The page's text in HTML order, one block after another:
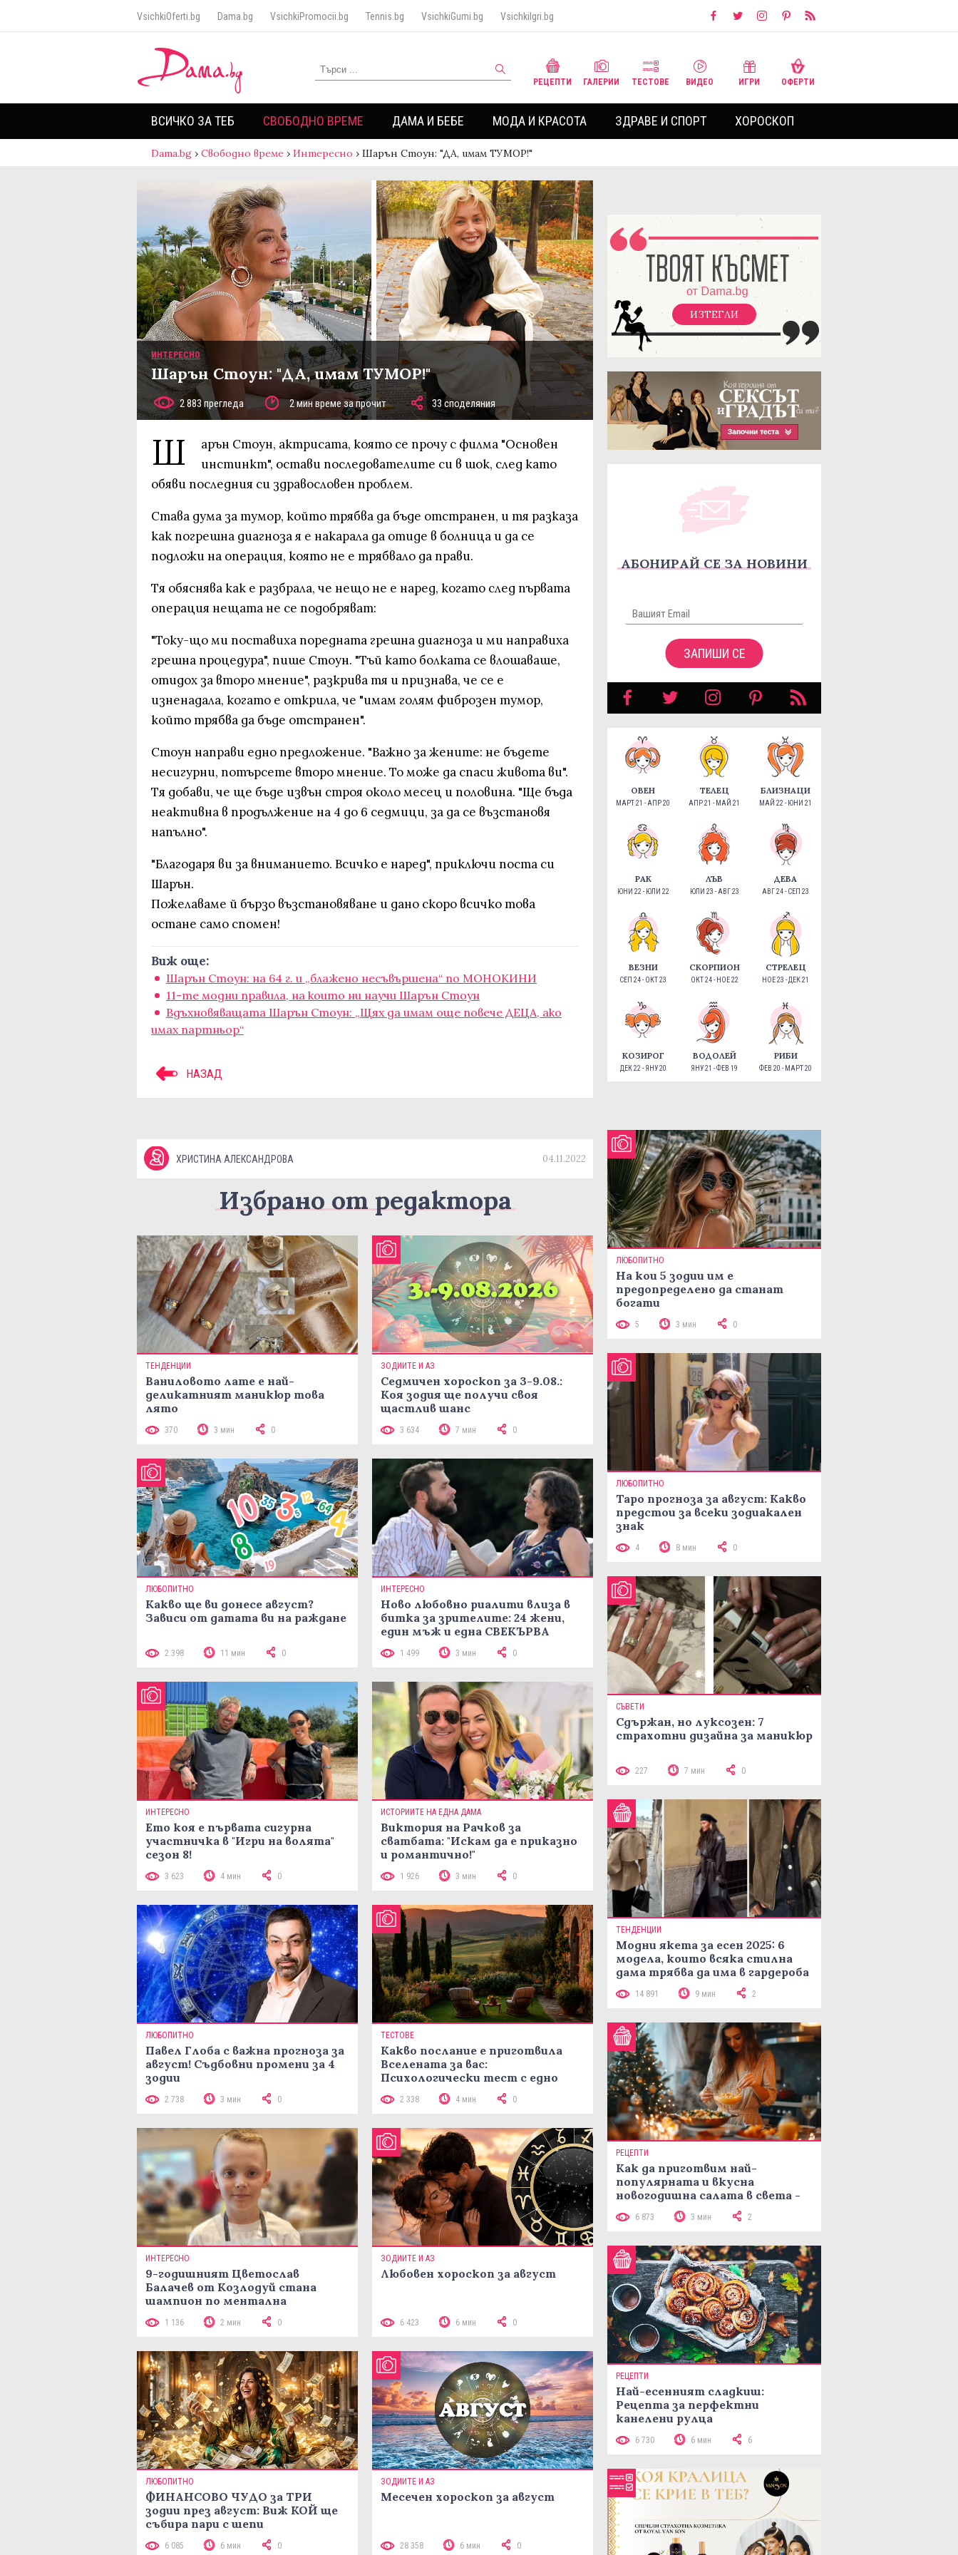
VsichkiOferti.bg Dama.bg VsichkiPromocii.bg Tennis.bg VsichkiGumi.bg VsichkiIgri.bg
РЕЦЕПТИ ГАЛЕРИИ ТЕСТОВЕ ВИДЕО ИГРИ ОФЕРТИ
ВСИЧКО ЗА ТЕБ СВОБОДНО ВРЕМЕ ДАМА И БЕБЕ МОДА И КРАСОТА ЗДРАВЕ И СПОРТ ХОРОСКОП
Dama.bg › Свободно време › Интересно › Шарън Стоун: "ДА, имам ТУМОР!"
ИНТЕРЕСНО
Шарън Стоун: "ДА, имам ТУМОР!"
2 883 прегледа 2 мин време за прочит 33 споделяния
Ш
арън Стоун, актрисата, която се прочу с филма "Основен
инстинкт", остави последователите си в шок, след като
обяви последния си здравословен проблем.
Става дума за тумор, който трябва да бъде отстранен, и тя разказа
как погрешна диагноза я е накарала да отиде в болница и да се
подложи на операция, която не е трябвало да прави.
Тя обяснява как е разбрала, че нещо не е наред, когато след първата
операция нещата не се подобряват:
"Току-що ми поставиха поредната грешна диагноза и ми направиха
грешна процедура", пише Стоун. "Тъй като болката се влошаваше,
отидох за второ мнение", разкрива тя и признава, че се е
изненадала, когато е открила, че "имам голям фиброзен тумор,
който трябва да бъде отстранен".
Стоун направи едно предложение. "Важно за жените: не бъдете
несигурни, потърсете второ мнение. То може да спаси живота ви".
Тя добави, че ще бъде извън строя около месец и половина. "Ще бъда
неактивна в продължение на 4 до 6 седмици, за да се възстановя
напълно".
"Благодаря ви за вниманието. Всичко е наред", приключи поста си
Шарън.
Пожелаваме й бързо възстановяване и дано скоро всичко това
остане само спомен!
Виж още:
Шарън Стоун: на 64 г. и „блажено несъвършена“ по МОНОКИНИ
11-те модни правила, на които ни научи Шарън Стоун
Вдъхновяващата Шарън Стоун: „Щях да имам още повече ДЕЦА, ако
имах партньор“
НАЗАД
ХРИСТИНА АЛЕКСАНДРОВА 04.11.2022
Избрано от редактора
ТЕНДЕНЦИИ
Ваниловото лате е най-
деликатният маникюр това
лято
370 3 мин 0
ЗОДИИТЕ И АЗ
Седмичен хороскоп за 3-9.08.:
Коя зодия ще получи своя
щастлив шанс
3 634 7 мин 0
ЛЮБОПИТНО
Какво ще ви донесе август?
Зависи от датата ви на ражданe
2 398 11 мин 0
ИНТЕРЕСНО
Ново любовно риалити влиза в
битка за зрителите: 24 жени,
един мъж и една СВЕКЪРВА
1 499 3 мин 0
ИНТЕРЕСНО
Ето коя е първата сигурна
участничка в "Игри на волята"
сезон 8!
3 623 4 мин 0
ИСТОРИИТЕ НА ЕДНА ДАМА
Виктория на Рачков за
сватбата: "Искам да е приказно
и романтично!"
1 926 3 мин 0
ЛЮБОПИТНО
Павел Глоба с важна прогноза за
август! Съдбовни промени за 4
зодии
2 738 3 мин 0
ТЕСТОВЕ
Какво послание е приготвила
Вселената за вас:
Психологически тест с едно
2 338 4 мин 0
ИНТЕРЕСНО
9-годишният Цветослав
Балачев от Козлодуй стана
шампион по ментална
аритметика с 320 задачи за 10
минути
1 136 2 мин 0
ЗОДИИТЕ И АЗ
Любовен хороскоп за август
6 423 6 мин 0
ЛЮБОПИТНО
ФИНАНСОВО ЧУДО за ТРИ
зодии през август: Виж КОЙ ще
събира пари с шепи
6 085 6 мин 0
ЗОДИИТЕ И АЗ
Месечен хороскоп за август
28 358 6 мин 0
ИЗТЕГЛИ
АБОНИРАЙ СЕ ЗА НОВИНИ
ЗАПИШИ СЕ
ОВЕН
МАРТ 21 - АПР 20
ТЕЛЕЦ
АПР 21 - МАЙ 21
БЛИЗНАЦИ
МАЙ 22 - ЮНИ 21
РАК
ЮНИ 22 - ЮЛИ 22
ЛЪВ
ЮЛИ 23 - АВГ 23
ДЕВА
АВГ 24 - СЕП 23
ВЕЗНИ
СЕП 24 - ОКТ 23
СКОРПИОН
ОКТ 24 - НОЕ 22
СТРЕЛЕЦ
НОЕ 23 - ДЕК 21
КОЗИРОГ
ДЕК 22 - ЯНУ 20
ВОДОЛЕЙ
ЯНУ 21 - ФЕВ 19
РИБИ
ФЕВ 20 - МАРТ 20
ЛЮБОПИТНО
На кои 5 зодии им е
предопределено да станат
богати
5 3 мин 0
ЛЮБОПИТНО
Таро прогноза за август: Какво
предстои за всеки зодиакален
знак
4 8 мин 0
СЪВЕТИ
Сдържан, но луксозен: 7
страхотни дизайна за маникюр
227 7 мин 0
ТЕНДЕНЦИИ
Модни якета за есен 2025: 6
модела, които всяка стилна
дама трябва да има в гардероба
14 891 9 мин 2
РЕЦЕПТИ
Как да приготвим най-
популярната и вкусна
новогодишна салата в света -
рецепта Мимоза
6 873 3 мин 2
РЕЦЕПТИ
Най-есенният сладкиш:
Рецепта за перфектни
канелени рулца
6 730 6 мин 6